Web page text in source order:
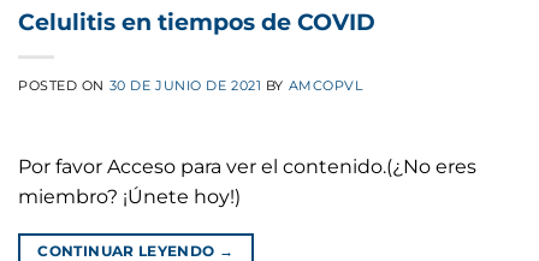
Celulitis en tiempos de COVID
POSTED ON 30 DE JUNIO DE 2021 BY AMCOPVL
Por favor Acceso para ver el contenido.(¿No eres
miembro? ¡Únete hoy!)
CONTINUAR LEYENDO →